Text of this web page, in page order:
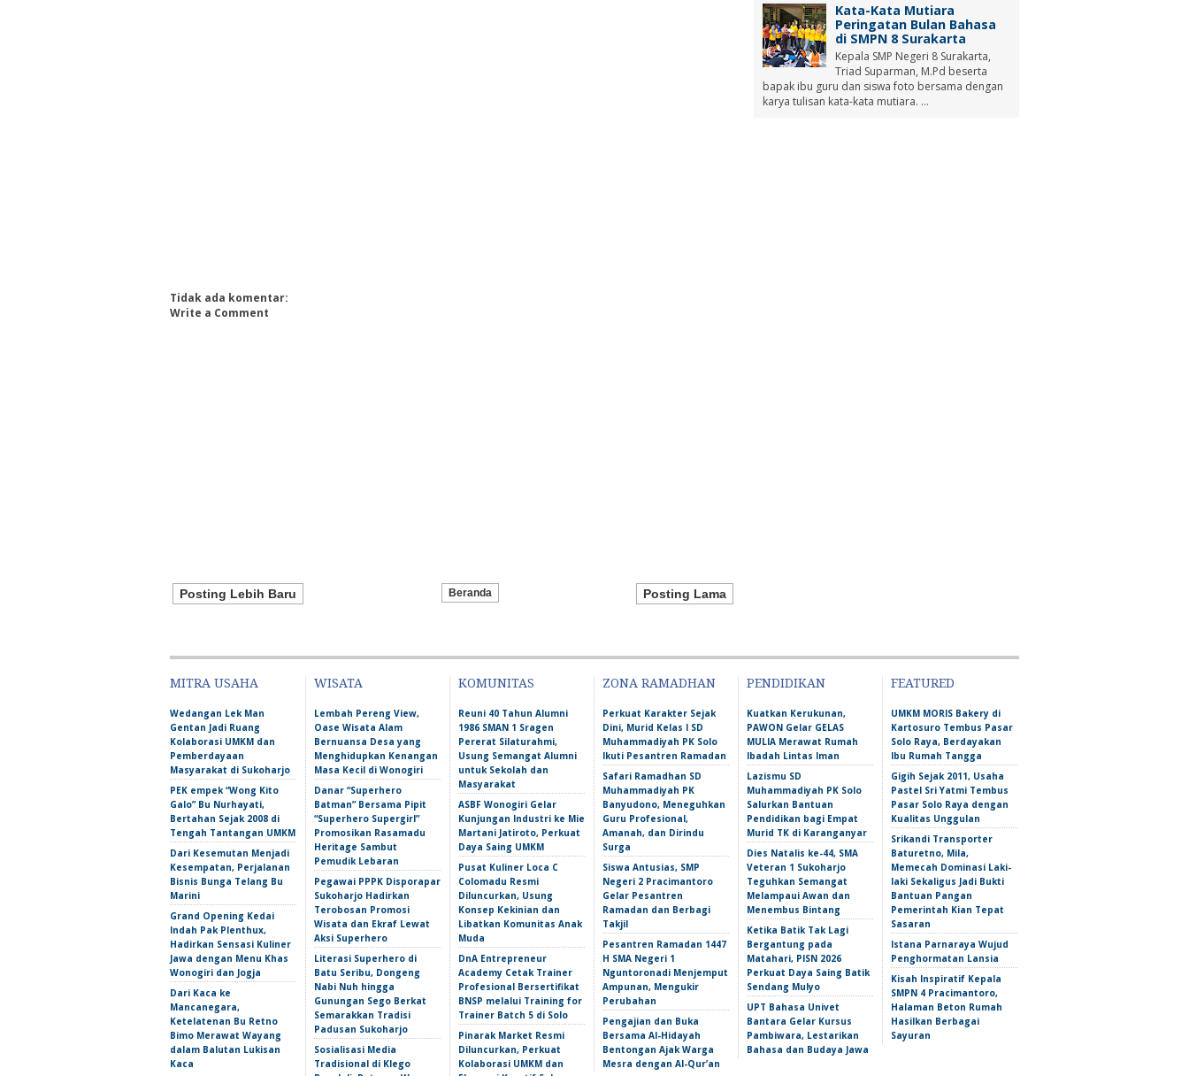
Tidak ada komentar:
Write a Comment
Posting Lebih Baru Posting Lama
Beranda
Kata-Kata Mutiara
Peringatan Bulan Bahasa
di SMPN 8 Surakarta
Kepala SMP Negeri 8 Surakarta,
Triad Suparman, M.Pd beserta
bapak ibu guru dan siswa foto bersama dengan
karya tulisan kata-kata mutiara. ...
MITRA USAHA
Wedangan Lek Man
Gentan Jadi Ruang
Kolaborasi UMKM dan
Pemberdayaan
Masyarakat di Sukoharjo
PEK empek “Wong Kito
Galo” Bu Nurhayati,
Bertahan Sejak 2008 di
Tengah Tantangan UMKM
Dari Kesemutan Menjadi
Kesempatan, Perjalanan
Bisnis Bunga Telang Bu
Marini
Grand Opening Kedai
Indah Pak Plenthux,
Hadirkan Sensasi Kuliner
Jawa dengan Menu Khas
Wonogiri dan Jogja
Dari Kaca ke
Mancanegara,
Ketelatenan Bu Retno
Bimo Merawat Wayang
dalam Balutan Lukisan
Kaca
WISATA
Lembah Pereng View,
Oase Wisata Alam
Bernuansa Desa yang
Menghidupkan Kenangan
Masa Kecil di Wonogiri
Danar “Superhero
Batman” Bersama Pipit
“Superhero Supergirl”
Promosikan Rasamadu
Heritage Sambut
Pemudik Lebaran
Pegawai PPPK Disporapar
Sukoharjo Hadirkan
Terobosan Promosi
Wisata dan Ekraf Lewat
Aksi Superhero
Literasi Superhero di
Batu Seribu, Dongeng
Nabi Nuh hingga
Gunungan Sego Berkat
Semarakkan Tradisi
Padusan Sukoharjo
Sosialisasi Media
Tradisional di Klego
KOMUNITAS
Reuni 40 Tahun Alumni
1986 SMAN 1 Sragen
Pererat Silaturahmi,
Usung Semangat Alumni
untuk Sekolah dan
Masyarakat
ASBF Wonogiri Gelar
Kunjungan Industri ke Mie
Martani Jatiroto, Perkuat
Daya Saing UMKM
Pusat Kuliner Loca C
Colomadu Resmi
Diluncurkan, Usung
Konsep Kekinian dan
Libatkan Komunitas Anak
Muda
DnA Entrepreneur
Academy Cetak Trainer
Profesional Bersertifikat
BNSP melalui Training for
Trainer Batch 5 di Solo
Pinarak Market Resmi
Diluncurkan, Perkuat
Kolaborasi UMKM dan
ZONA RAMADHAN
Perkuat Karakter Sejak
Dini, Murid Kelas I SD
Muhammadiyah PK Solo
Ikuti Pesantren Ramadan
Safari Ramadhan SD
Muhammadiyah PK
Banyudono, Meneguhkan
Guru Profesional,
Amanah, dan Dirindu
Surga
Siswa Antusias, SMP
Negeri 2 Pracimantoro
Gelar Pesantren
Ramadan dan Berbagi
Takjil
Pesantren Ramadan 1447
H SMA Negeri 1
Nguntoronadi Menjemput
Ampunan, Mengukir
Perubahan
Pengajian dan Buka
Bersama Al-Hidayah
Bentongan Ajak Warga
Mesra dengan Al-Qur’an
PENDIDIKAN
Kuatkan Kerukunan,
PAWON Gelar GELAS
MULIA Merawat Rumah
Ibadah Lintas Iman
Lazismu SD
Muhammadiyah PK Solo
Salurkan Bantuan
Pendidikan bagi Empat
Murid TK di Karanganyar
Dies Natalis ke-44, SMA
Veteran 1 Sukoharjo
Teguhkan Semangat
Melampaui Awan dan
Menembus Bintang
Ketika Batik Tak Lagi
Bergantung pada
Matahari, PISN 2026
Perkuat Daya Saing Batik
Sendang Mulyo
UPT Bahasa Univet
Bantara Gelar Kursus
Pambiwara, Lestarikan
Bahasa dan Budaya Jawa
FEATURED
UMKM MORIS Bakery di
Kartosuro Tembus Pasar
Solo Raya, Berdayakan
Ibu Rumah Tangga
Gigih Sejak 2011, Usaha
Pastel Sri Yatmi Tembus
Pasar Solo Raya dengan
Kualitas Unggulan
Srikandi Transporter
Baturetno, Mila,
Memecah Dominasi Laki-
laki Sekaligus Jadi Bukti
Bantuan Pangan
Pemerintah Kian Tepat
Sasaran
Istana Parnaraya Wujud
Penghormatan Lansia
Kisah Inspiratif Kepala
SMPN 4 Pracimantoro,
Halaman Beton Rumah
Hasilkan Berbagai
Sayuran